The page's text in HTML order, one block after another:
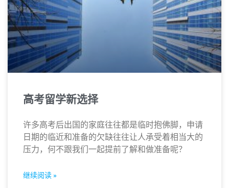
高考留学新选择
许多高考后出国的家庭往往都是临时抱佛脚，申请
日期的临近和准备的欠缺往往让人承受着相当大的
压力，何不跟我们一起提前了解和做准备呢？
继续阅读 »